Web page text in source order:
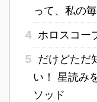
って、私の
4 ホロスコー
5 だけどただ
い！ 星読み
ソッド